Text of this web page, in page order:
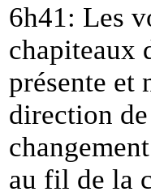
6h41: Les
chapiteaux
présente et
direction
au fil de la